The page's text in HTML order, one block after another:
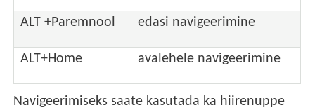
ALT +Paremnool edasi navigeerimine
ALT+Home avalehele navigeerimine
Navigeerimiseks saate kasutada ka hiirenuppe